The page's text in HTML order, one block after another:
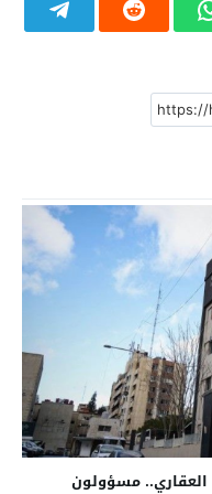
العقاري.. مسؤولون